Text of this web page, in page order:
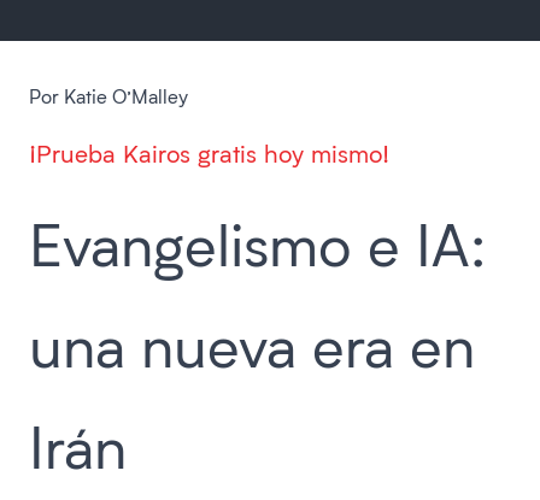
Por Katie O’Malley
¡Prueba Kairos gratis hoy mismo!
Evangelismo e IA:
una nueva era en
Irán